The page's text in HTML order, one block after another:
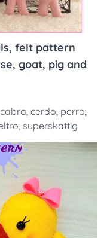
felt pattern
goat, pig and
cabra, cerdo, perro,
, superskattig